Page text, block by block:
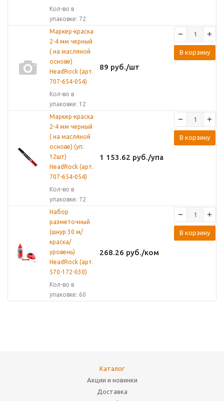
Кол-во в
упаковке: 72
Маркер-краска
2-4 мм черный
( на масляной
основе)
HeadRock (арт.
707-654-054)
Кол-во в
упаковке: 12
89 руб./шт
В корзину
Маркер-краска
2-4 мм черный
( на масляной
основе) (уп.
12шт)
HeadRock (арт.
707-654-054)
Кол-во в
упаковке: 72
1 153.62 руб./упа
В корзину
Набор
разметочный
(шнур 30 м/
краска/
уровень)
HeadRock (арт.
570-172-030)
Кол-во в
упаковке: 60
268.26 руб./ком
В корзину
Каталог
Акции и новинки
Доставка